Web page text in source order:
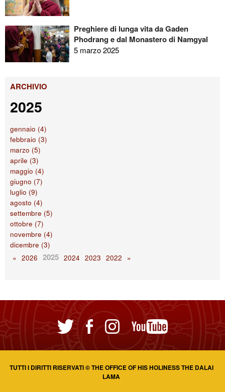
Preghiere di lunga vita da Gaden
Phodrang e dal Monastero di Namgyal
5 marzo 2025
ARCHIVIO
2025
gennaio (4)
febbraio (3)
marzo (5)
aprile (3)
maggio (4)
giugno (7)
luglio (9)
agosto (4)
settembre (5)
ottobre (7)
novembre (4)
dicembre (3)
« 2026 2025 2024 2023 2022 »
​TUTTI I DIRITTI RISERVATI © THE OFFICE OF HIS HOLINESS THE DALAI
LAMA